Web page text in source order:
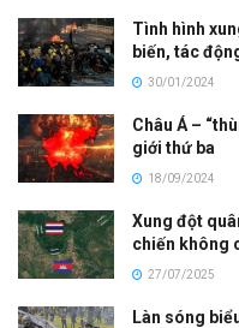
Tình hình
biến, tác
30/01/2024
Châu Á –
giới thứ ba
18/09/2024
Xung đột
chiến không
27/07/2025
Làn sóng